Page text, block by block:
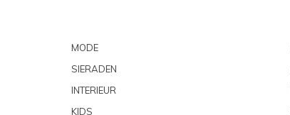
MODE
SIERADEN
INTERIEUR
KIDS